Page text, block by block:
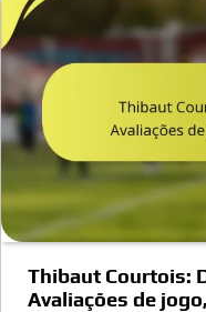
Thibaut Courtois:
Avaliações de